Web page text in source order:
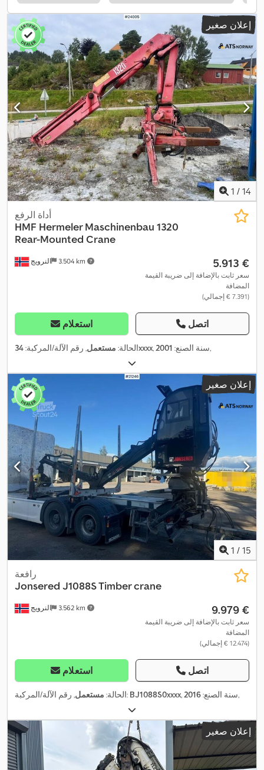
إعلان صغير
1 / 14
النرويج 3.504 km
أداة الرفع
HMF Hermeler Maschinenbau 1320
Rear-Mounted Crane
‏5.913 €
سعر ثابت بالإضافة إلى ضريبة القيمة
المضافة
(‏7.391 € إجمالي)
استعلام اتصل
الحالة: مستعمل, رقم الآلة/المركبة: 34xxxx , سنة الصنع: 2001 ,
إعلان صغير
1 / 15
النرويج 3.562 km
رافعة
Jonsered J1088S Timber crane
‏9.979 €
سعر ثابت بالإضافة إلى ضريبة القيمة
المضافة
(‏12.474 € إجمالي)
استعلام اتصل
الحالة: مستعمل , رقم الآلة/المركبة: BJ1088S0xxxx , سنة الصنع:2016 ,
إعلان صغير